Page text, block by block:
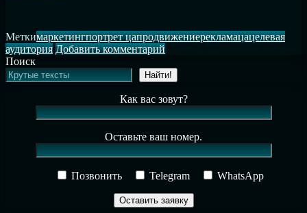
⁣⁣⠀
Меткимаркетингпортрет цапродвижениерекламацацелевая
аудитория Добавить комментарийк
Что
такое
целевая
аудитория?
⁣⁣⠀
Поиск
Найти!
Как вас зовут?
Оставьте ваш номер.
Позвонить Telegram WhatsApp